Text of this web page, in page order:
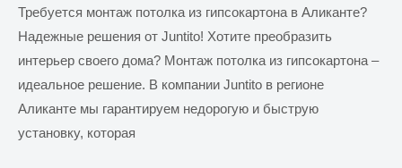
Требуется монтаж потолка из гипсокартона в Аликанте?
Надежные решения от Juntito! Хотите преобразить
интерьер своего дома? Монтаж потолка из гипсокартона –
идеальное решение. В компании Juntito в регионе
Аликанте мы гарантируем недорогую и быструю
установку, которая